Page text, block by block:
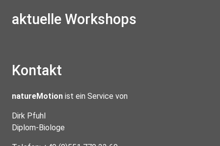
aktuelle Workshops
Kontakt
natureMotion ist ein Service von
Dirk Pfuhl
Diplom-Biologe